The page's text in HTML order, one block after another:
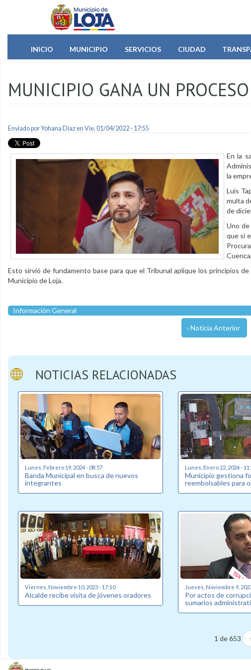
Pasar al contenido principal
INICIO
MUNICIPIO SERVICIOS CIUDAD
MUNICIPIO GANA UN
Enviado porYohana Diazen Vie, 01/04/2022 - 17:55
En la
la
Luis
multa
de
Uno
que si
Esto sirvió de fundamento base para que el Tribunal aplique los principios
Municipio de Loja.
Información General
‹ Noticia Anterior
NOTICIAS RELACIONADAS
Lunes, Febrero 19, 2024 - 08:57
Banda Municipal en busca de nuevos
integrantes
Lunes, Enero 22, 2024 -
Municipio gestiona
reembolsables para
Viernes, Noviembre 10, 2023 - 17:10
Alcalde recibe visita de jóvenes oradores
Jueves, Noviembre 9,
Por actos de
sumarios
1 de 653